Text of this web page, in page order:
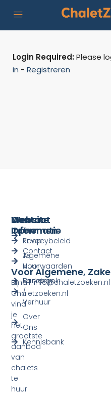
Login Required:Please
in - Registreren
Bij
Chaletzoeken.nl
vind
je
het
grootste
aanbod
van
chalets
te
huur
Menu
Te
Koop
Te
Huur
Verkoop
/
Verhuur
Over
Ons
Kennisbank
Website
Informatie
Privacybeleid
Algemene
Voorwaarden
Facebook
Contact
Opnemen
Contact
Voor Algemene,
Email: info@chaletzoeken.nl